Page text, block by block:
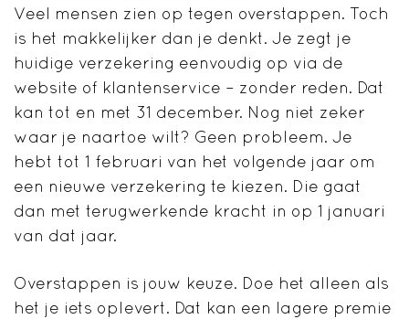
Veel mensen zien op tegen overstappen. Toch
is het makkelijker dan je denkt. Je zegt je
huidige verzekering eenvoudig op via de
website of klantenservice – zonder reden. Dat
kan tot en met 31 december. Nog niet zeker
waar je naartoe wilt? Geen probleem. Je
hebt tot 1 februari van het volgende jaar om
een nieuwe verzekering te kiezen. Die gaat
dan met terugwerkende kracht in op 1 januari
van dat jaar.
Overstappen is jouw keuze. Doe het alleen als
het je iets oplevert. Dat kan een lagere premie